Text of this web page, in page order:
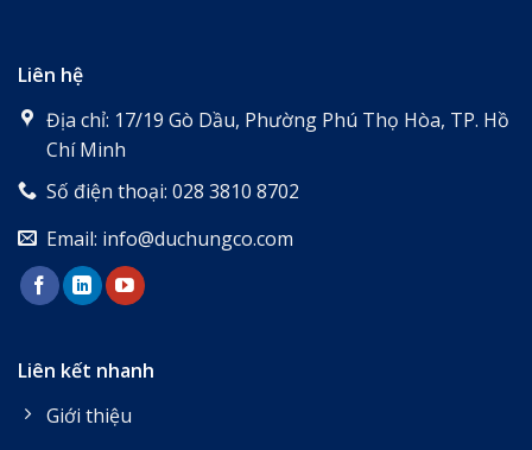
Liên hệ
Địa chỉ: 17/19 Gò Dầu, Phường Phú Thọ Hòa, TP. Hồ
Chí Minh
Số điện thoại: 028 3810 8702
Email: info@duchungco.com
Liên kết nhanh
Giới thiệu